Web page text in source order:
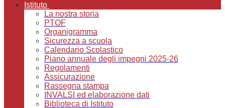
Istituto
La nostra storia
PTOF
Organigramma
Sicurezza a scuola
Calendario Scolastico
Piano annuale degli impegni 2025-26
Regolamenti
Assicurazione
Rassegna stampa
INVALSI ed elaborazione dati
Biblioteca di Istituto